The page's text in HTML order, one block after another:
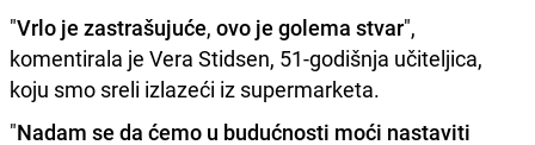
"Vrlo je zastrašujuće, ovo je golema stvar",
komentirala je Vera Stidsen, 51-godišnja učiteljica,
koju smo sreli izlazeći iz supermarketa.
"Nadam se da ćemo u budućnosti moći nastaviti